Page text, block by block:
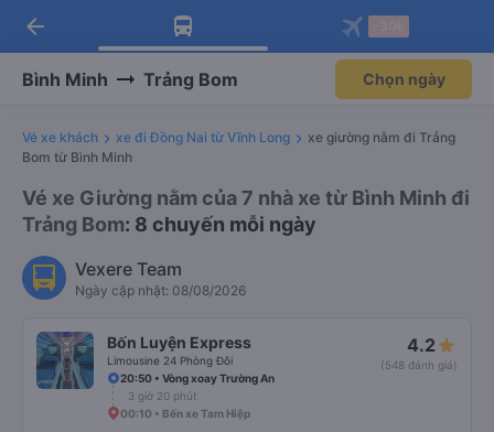
Tải app Vexere ngay!
Nhận ưu đãi thành viên độc
Mở app
Tải app Vexere
-30k/ghế khi đặt vé máy bay qua
Mở app
arrow_back
Bình Minh Trảng Bom Chọn ngày
Vé xe khách xe đi Đồng Nai từ Vĩnh Long
xe giường nằm đi Trảng
Bom từ Bình Minh
Vé xe Giường nằm của 7 nhà xe từ Bình Minh đi
Trảng Bom: 8 chuyến mỗi ngày
Vexere Team
Ngày cập nhật: 08/08/2026
Bốn Luyện Express
Limousine 24 Phòng Đôi
4.2
(548 đánh giá)
20:50 • Vòng xoay Trường An
3 giờ 20 phút
00:10 • Bến xe Tam Hiệp